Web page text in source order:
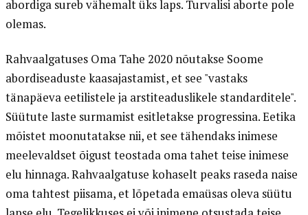
abordiga sureb vähemalt üks laps. Turvalisi aborte pole
olemas.
Rahvaalgatuses Oma Tahe 2020 nõutakse Soome
abordiseaduste kaasajastamist, et see "vastaks
tänapäeva eetilistele ja arstiteaduslikele standarditele".
Süütute laste surmamist esitletakse progressina. Eetika
mõistet moonutatakse nii, et see tähendaks inimese
meelevaldset õigust teostada oma tahet teise inimese
elu hinnaga. Rahvaalgatuse kohaselt peaks raseda naise
oma tahtest piisama, et lõpetada emaüsas oleva süütu